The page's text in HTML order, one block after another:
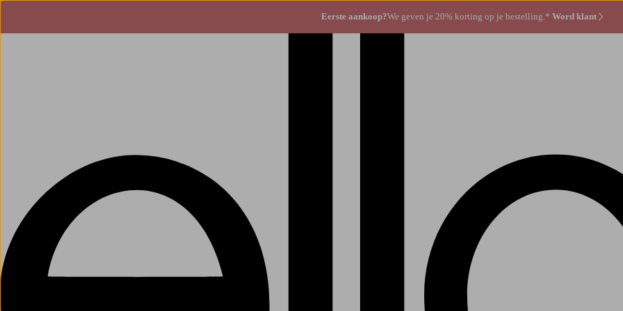
Eerste aankoop?We geven je 20% korting op je bestelling.* Word klant